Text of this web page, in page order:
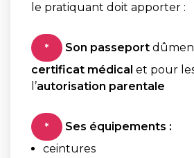
le pratiquant doit apporter :
* Son passeport
certificat médical et pour
l’autorisation parentale
*
Ses équipements :
ceintures